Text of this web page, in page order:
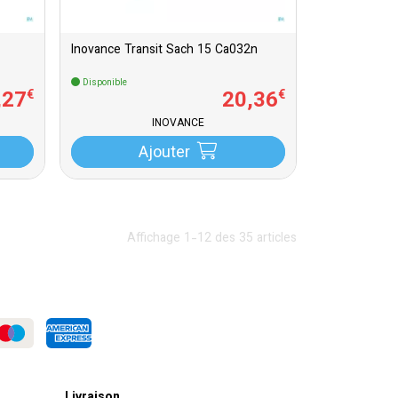
27€
Inovance Transit Sach 15 Ca032n
Disponible
20,36€
INOVANCE
Ajouter
Affichage 1-12 des 35 articles